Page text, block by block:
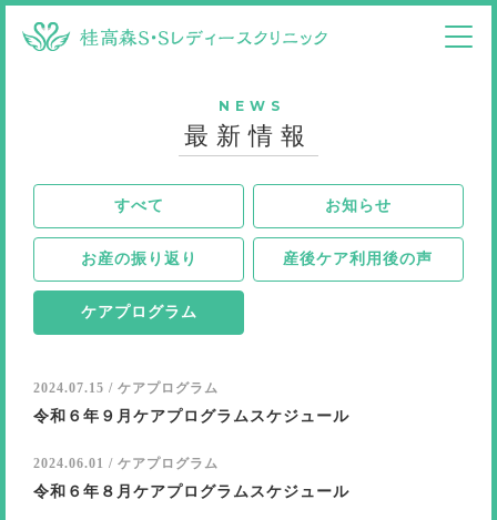
NEWS
最新情報
すべて お知らせ
お産の振り返り 産後ケア利用後の声
ケアプログラム
2024.07.15 / ケアプログラム
令和６年９月ケアプログラムスケジュール
2024.06.01 / ケアプログラム
令和６年８月ケアプログラムスケジュール